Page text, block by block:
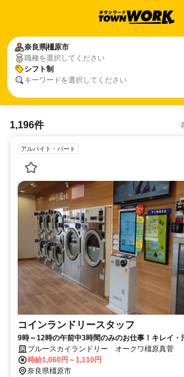
奈良県橿原市
職種を選択してください
シフト制
キーワードを選択してください
1,196件
アルバイト・パート
コインランドリースタッフ
9時～12時の午前中3時間のみのお仕事！キレイ・
ーのオープニングスタッフです
ブルースカイランドリー オークワ橿原真菅
時給1,060円～1,110円
奈良県橿原市